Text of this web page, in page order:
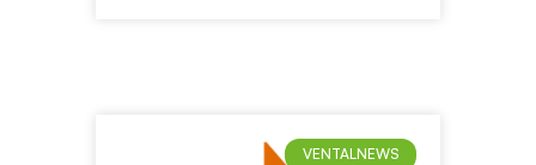
VENTALNEWS